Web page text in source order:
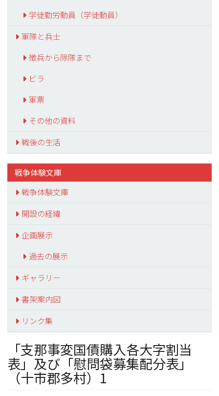
学徒勤労動員（学徒動員）
軍隊と兵士
徴兵から除隊まで
ビラ
軍票
その他の資料
戦後の生活
戦争体験文庫
戦争体験文庫
開設の経緯
企画展示
過去の展示
ギャラリー
書架案内図
リンク集
「支那事変国債購入各大字割当
表」及び「慰問袋募集配分表」
（十市郡多村）1